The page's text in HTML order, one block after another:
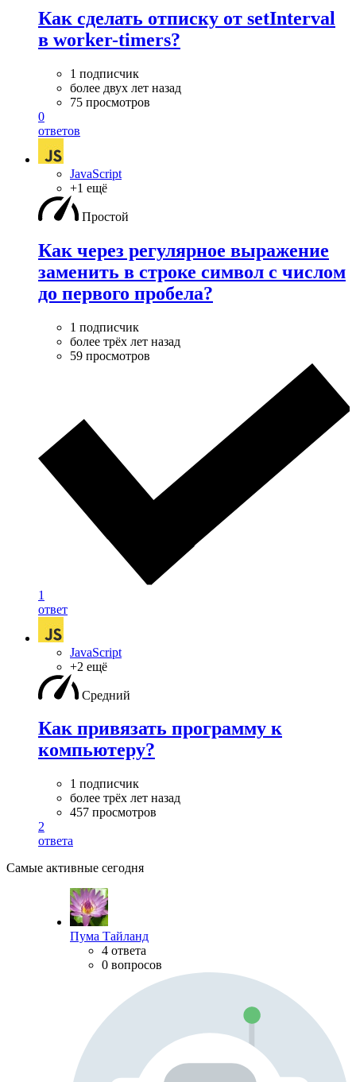
Как сделать отписку от setInterval
в worker-timers?
1 подписчик
более двух лет назад
75 просмотров
0
ответов
JavaScript
+1 ещё
Простой
Как через регулярное выражение
заменить в строке символ с числом
до первого пробела?
1 подписчик
более трёх лет назад
59 просмотров
1
ответ
JavaScript
+2 ещё
Средний
Как привязать программу к
компьютеру?
1 подписчик
более трёх лет назад
457 просмотров
2
ответа
Самые активные сегодня
Пума Тайланд
4 ответа
0 вопросов